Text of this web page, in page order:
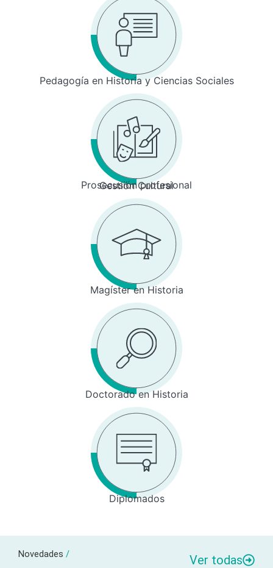
Pedagogía en Historia y Ciencias Sociales
Prosecusión profesional
Gestión Cultural
Magíster en Historia
Doctorado en Historia
Diplomados
Novedades / Ver todas